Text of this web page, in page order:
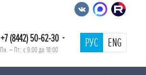
+7 (8442) 50-62-30
Пн. – Пт.: с 9:00 до 18:00 РУС ENG